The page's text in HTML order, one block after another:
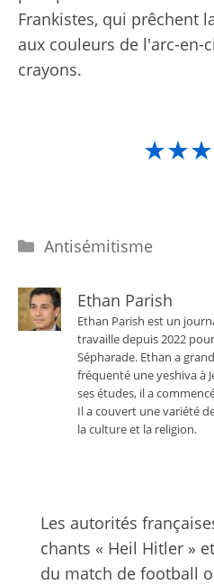
Frankistes, qui prêchent
aux couleurs de l'arc-en-
crayons.
Catégories
Antisémitisme
Ethan Parish
Ethan Parish est un
travaille depuis 2022
Sépharade. Ethan a
fréquenté une yeshiva à
ses études, il a
Il a couvert une variété
la culture et la religion.
Les autorités
chants « Heil Hitler »
du match de football